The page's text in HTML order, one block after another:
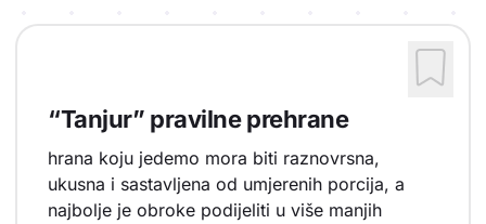
“Tanjur” pravilne prehrane
hrana koju jedemo mora biti raznovrsna,
ukusna i sastavljena od umjerenih porcija, a
najbolje je obroke podijeliti u više manjih